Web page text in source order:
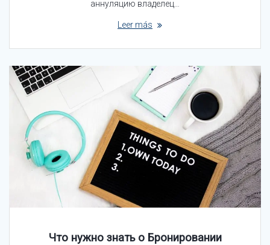
аннуляцию владелец…
Leer más
Что нужно знать о Бронировании